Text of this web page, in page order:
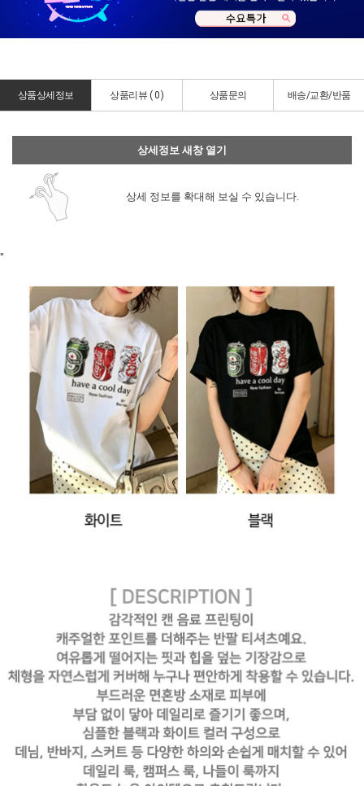
상품상세정보 상품리뷰 ( 0) 상품문의 배송/교환/반품
상세정보 새창 열기
상세 정보를 확대해 보실 수 있습니다.
"